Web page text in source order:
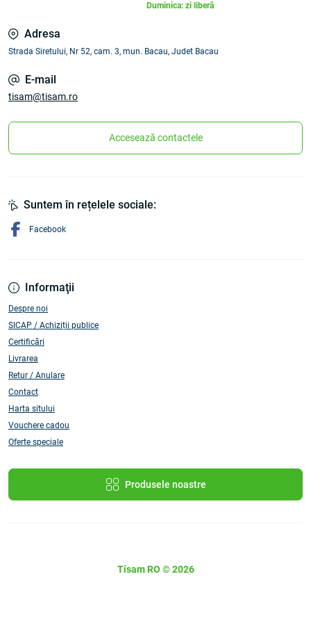
Duminica: zi liberă
Adresa
Strada Siretului, Nr 52, cam. 3, mun. Bacau, Judet Bacau
E-mail
tisam@tisam.ro
Accesează contactele
Informaţii
Despre noi
SICAP / Achiziții publice
Certificări
Livrarea
Retur / Anulare
Contact
Harta sitului
Vouchere cadou
Oferte speciale
Produsele noastre
Suntem în rețelele sociale:
Facebook
Tisam RO © 2026